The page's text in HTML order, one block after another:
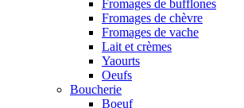
Fromages de bufflones
Fromages de chèvre
Fromages de vache
Lait et crèmes
Yaourts
Oeufs
Boucherie
Boeuf